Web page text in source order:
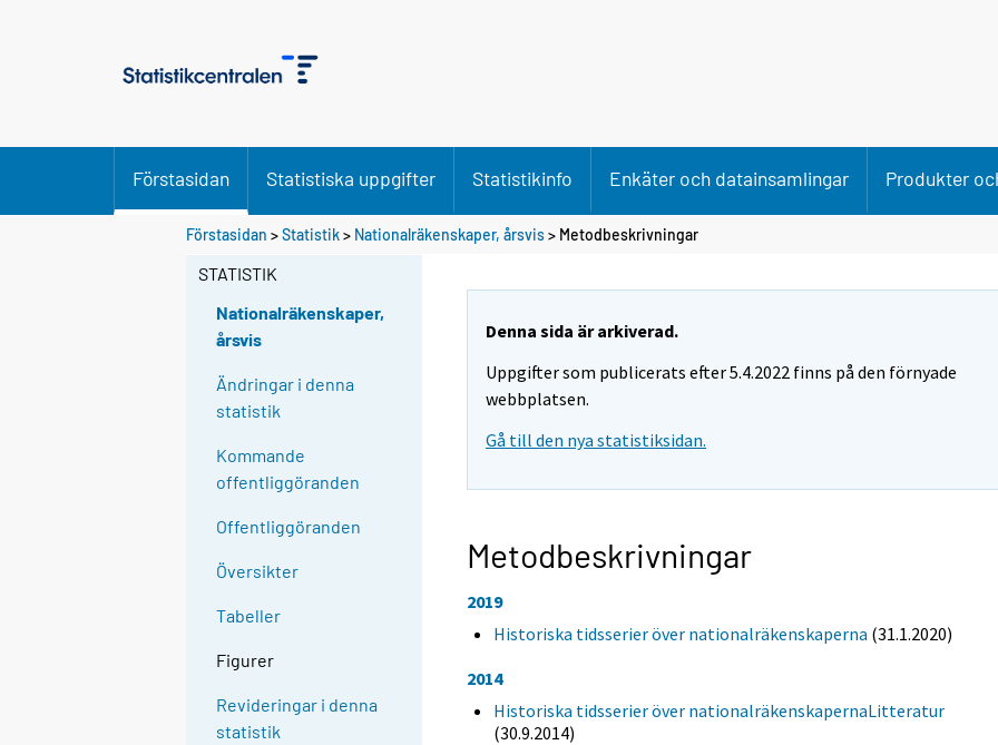
Förstasidan Statistiska uppgifter Statistikinfo Enkäter och datainsamlingar Produkter
Förstasidan >Statistik> Nationalräkenskaper, årsvis> Metodbeskrivningar
STATISTIK
Nationalräkenskaper,
årsvis
Ändringar i denna
statistik
Kommande
offentliggöranden
Offentliggöranden
Översikter
Tabeller
Figurer
Revideringar i denna
statistik
Denna sida är arkiverad.
Uppgifter som publicerats efter 5.4.2022 finns på den förnyade
webbplatsen.
Gå till den nya statistiksidan.
Metodbeskrivningar
2019
Historiska tidsserier över nationalräkenskaperna (31.1.2020)
2014
Historiska tidsserier över nationalräkenskapernaLitteratur
(30.9.2014)